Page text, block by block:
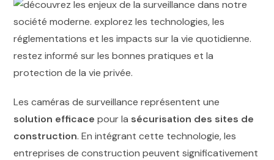
Les caméras de surveillance représentent une
solution efficace pour la sécurisation des sites de
construction. En intégrant cette technologie, les
entreprises de construction peuvent significativement